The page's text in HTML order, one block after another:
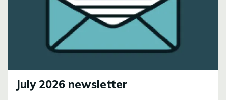
July 2026 newsletter